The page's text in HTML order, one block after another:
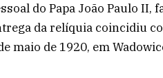
do Papa João Paulo II,
da relíquia coincidiu
maio de 1920, em